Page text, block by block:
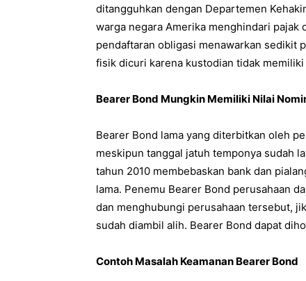
ditangguhkan dengan Departemen
warga negara Amerika menghindari pajak
pendaftaran obligasi menawarkan sedikit
fisik dicuri karena kustodian tidak
Bearer Bond Mungkin Memiliki Nilai
Bearer Bond lama yang diterbitkan oleh
meskipun tanggal jatuh temponya sudah
tahun 2010 membebaskan bank dan
lama. Penemu Bearer Bond perusahaan
dan menghubungi perusahaan tersebut,
sudah diambil alih. Bearer Bond dapat
Contoh Masalah Keamanan Bearer Bond